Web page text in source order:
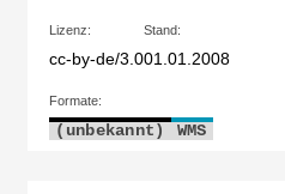
Lizenz:
cc-by-de/3.0
Stand:
01.01.2008
Formate:
(unbekannt) WMS